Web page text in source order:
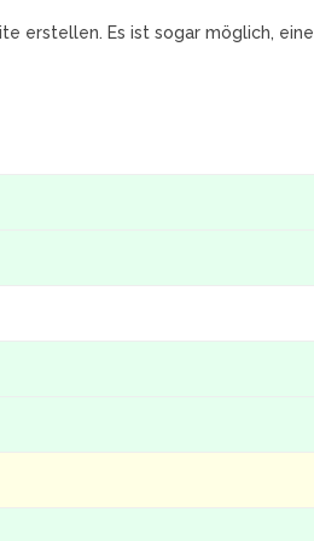
erstellen. Es ist sogar möglich, eine